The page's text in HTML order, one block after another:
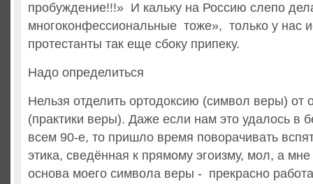
пробуждение!!!» И кальку на Россию слепо
многоконфессиональные тоже», только у нас
протестанты так еще сбоку припеку.
Надо определиться
Нельзя отделить ортодоксию (символ веры) от
(практики веры). Даже если нам это удалось в
всем 90-е, то пришло время поворачивать
этика, сведённая к прямому эгоизму, мол, а
основа моего символа веры - прекрасно